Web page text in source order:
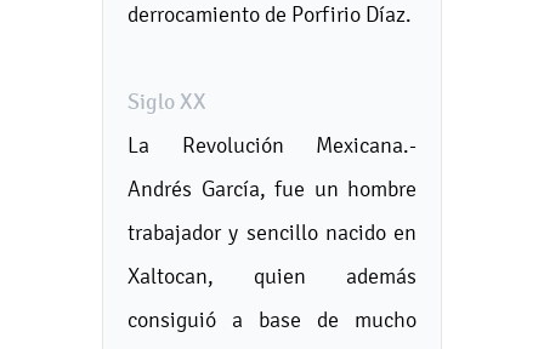
derrocamiento de Porfirio Díaz.
Siglo XX
La Revolución Mexicana.-
Andrés García, fue un hombre
trabajador y sencillo nacido en
Xaltocan, quien además
consiguió a base de mucho